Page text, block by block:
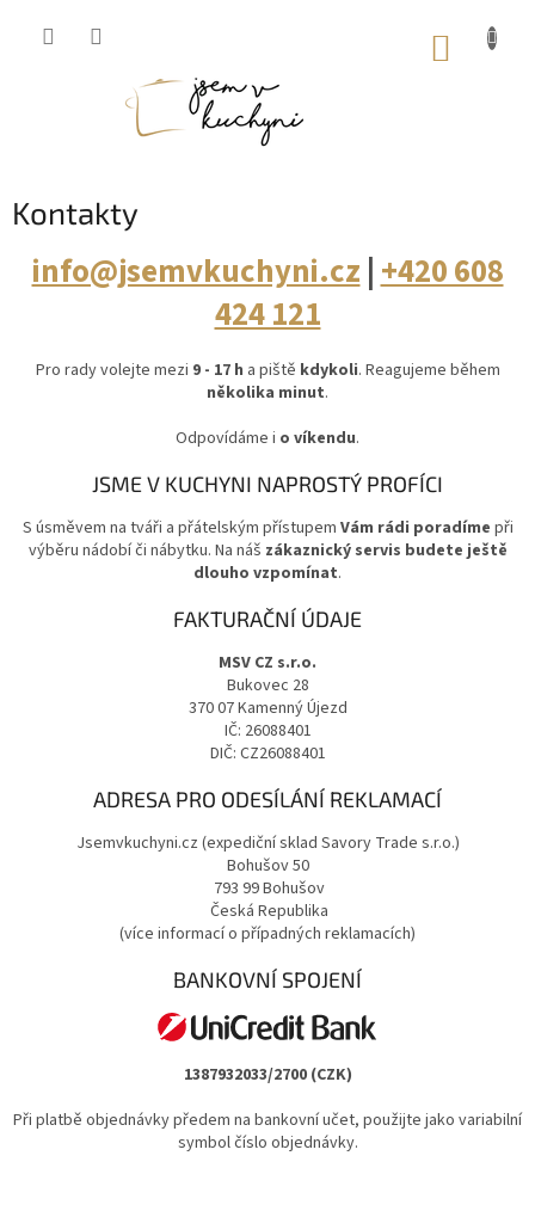
Kontakty
info@jsemvkuchyni.cz|+420 608
424 121
Pro rady volejte mezi 9 - 17 h a piště kdykoli. Reagujeme během
několika minut.
Odpovídáme i o víkendu.
JSME V KUCHYNI NAPROSTÝ PROFÍCI
S úsměvem na tváři a přátelským přístupem Vám rádi poradíme při
výběru nádobí či nábytku. Na náš zákaznický servis budete ještě
dlouho vzpomínat.
FAKTURAČNÍ ÚDAJE
MSV CZ s.r.o.
Bukovec 28
370 07 Kamenný Újezd
IČ: 26088401
DIČ: CZ26088401
ADRESA PRO ODESÍLÁNÍ REKLAMACÍ
Jsemvkuchyni.cz (expediční sklad Savory Trade s.r.o.)
Bohušov 50
793 99 Bohušov
Česká Republika
(více informací o případných reklamacích)
BANKOVNÍ SPOJENÍ
1387932033/2700 (CZK)
Při platbě objednávky předem na bankovní učet, použijte jako variabilní
symbol číslo objednávky.